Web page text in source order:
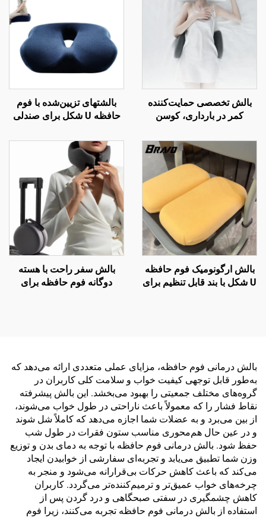
بالش تخصصی حمایت‌کننده
کمر در بارداری، کوسن
برای تخت، بالش کمر W2
بالشتهای تزیین‌شده با فوم
حافظه U شکل برای صندلی
ناحیه کچل
بالش ارگونومیک فوم حافظه
U شکل با بند قابل تنظیم برای
بالش سفر راحت با هسته
دوگانه فوم حافظه برای
بالش درمانی فوم حافظه، مزایای عملی متعددی ارائه می‌دهد که
به‌طور قابل توجهی کیفیت خواب و سلامت کلی کاربران در
گروه‌های مختلف جمعیتی را بهبود می‌بخشد. این بالش پیشرفته
نقاط فشار را که معمولاً باعث ناراحتی در طول خواب می‌شوند،
از بین می‌برد و به عضلات شما اجازه می‌دهد که کاملاً شل شوند
و در عین حال هم‌محوری مناسب ستون فقرات در طول شب
حفظ شود. بالش درمانی فوم حافظه با توجه به دمای بدن و توزیع
وزن شما تطبیق می‌یابد و تجربه‌ای سفارشی از خوابیدن ایجاد
می‌کند که باعث کاهش حرکات بی‌قرارانه می‌شود و منجر به
چرخه‌های خواب عمیق‌تر و ترمیم‌کننده‌تر می‌گردد. کاربران
کاهش چشمگیری در سفتی صبحگاهی و درد گردن پس از
استفاده از بالش درمانی فوم حافظه تجربه می‌کنند، زیرا فوم